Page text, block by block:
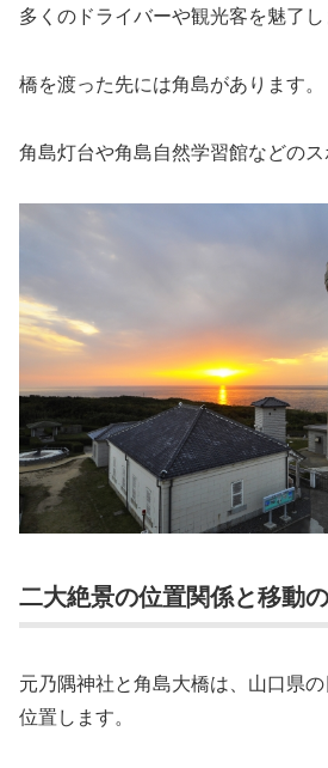
多くのドライバーや観光客を魅了し
橋を渡った先には角島があります。
角島灯台や角島自然学習館などのス
二大絶景の位置関係と移動
元乃隅神社と角島大橋は、山口県
位置します。